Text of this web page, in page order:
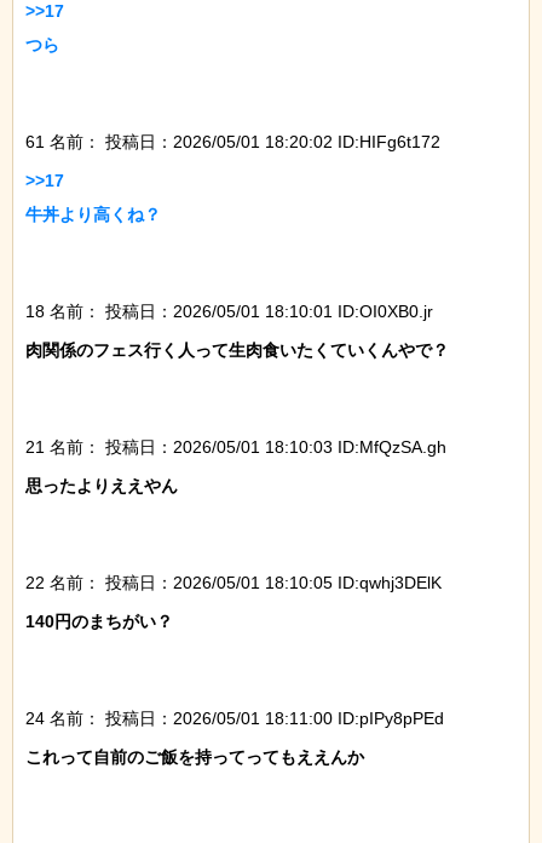
>>17
つら
61 名前：
投稿日：2026/05/01 18:20:02 ID:HIFg6t172
>>17
牛丼より高くね？
18 名前：
投稿日：2026/05/01 18:10:01 ID:OI0XB0.jr
肉関係のフェス行く人って生肉食いたくていくんやで？
21 名前：
投稿日：2026/05/01 18:10:03 ID:MfQzSA.gh
思ったよりええやん
22 名前：
投稿日：2026/05/01 18:10:05 ID:qwhj3DElK
140円のまちがい？
24 名前：
投稿日：2026/05/01 18:11:00 ID:pIPy8pPEd
これって自前のご飯を持ってってもええんか